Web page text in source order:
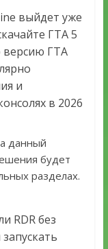
выйдет уже
ГТА 5
версию ГТА
и
в 2026
данный
будет
разделах.
RDR без